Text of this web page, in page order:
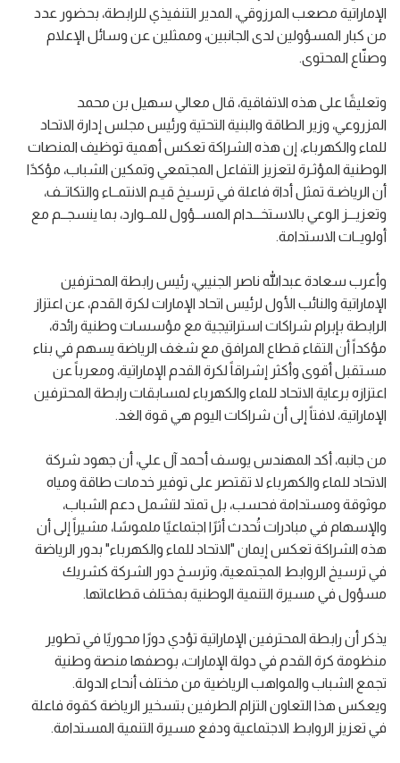
الإماراتية مصعب المرزوقي، المدير التنفيذي للرابطة، بحضور عدد
من كبار المسؤولين لدى الجانبين، وممثلين عن وسائل الإعلام
وصنّاع المحتوى.
وتعليقًا على هذه الاتفاقية، قال معالي سهيل بن محمد
المزروعي، وزير الطاقة والبنية التحتية ورئيس مجلس إدارة الاتحاد
للماء والكهرباء، إن هذه الشراكة تعكس أهمية توظيف المنصات
الوطنية المؤثـرة لتعزيز التفاعل المجتمعي وتمكين الشباب، مؤكدًا
أن الرياضـة تمثل أداة فاعلة في ترسيخ قيـم الانتمــاء والتكاتــف،
وتعزيـــز الوعي بالاستخـــدام المســؤول للمــوارد، بما ينسجــم مع
أولويــات الاستدامة.
وأعرب سعادة عبدالله ناصر الجنيبي، رئيس رابطة المحترفين
الإماراتية والنائب الأول لرئيس اتحاد الإمارات لكرة القدم، عن اعتزاز
الرابطة بإبرام شراكات استراتيجية مع مؤسسات وطنية رائدة،
مؤكداً أن التقاء قطاع المرافق مع شغف الرياضة يسهم في بناء
مستقبل أقوى وأكثر إشراقاً لكرة القدم الإماراتية، ومعرباً عن
اعتزازه برعاية الاتحاد للماء والكهرباء لمسابقات رابطة المحترفين
الإماراتية، لافتاً إلى أن شراكات اليوم هي قوة الغد.
من جانبه، أكد المهندس يوسف أحمد آل علي، أن جهود شركة
الاتحاد للماء والكهرباء لا تقتصر على توفير خدمات طاقة ومياه
موثوقة ومستدامة فحسب، بل تمتد لتشمل دعم الشباب،
والإسهام في مبادرات تُحدث أثرًا اجتماعيًا ملموسًا، مشيراً إلى أن
هذه الشراكة تعكس إيمان "الاتحاد للماء والكهرباء" بدور الرياضة
في ترسيخ الروابط المجتمعية، وترسخ دور الشركة كشريك
مسؤول في مسيرة التنمية الوطنية بمختلف قطاعاتها.
يذكر أن رابطة المحترفين الإماراتية تؤدي دورًا محوريًا في تطوير
منظومة كرة القدم في دولة الإمارات، بوصفها منصة وطنية
تجمع الشباب والمواهب الرياضية من مختلف أنحاء الدولة.
ويعكس هذا التعاون التزام الطرفين بتسخير الرياضة كقوة فاعلة
في تعزيز الروابط الاجتماعية ودفع مسيرة التنمية المستدامة.